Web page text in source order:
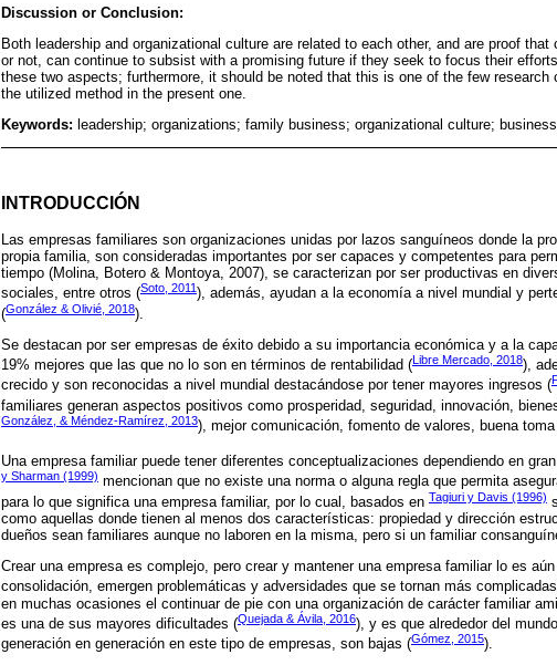
Discussion or Conclusion:
Both leadership and organizational culture are related to each other, and are proof
or not, can continue to subsist with a promising future if they seek to focus their
these two aspects; furthermore, it should be noted that this is one of the few research
the utilized method in the present one.
Keywords: leadership; organizations; family business; organizational culture; business
INTRODUCCIÓN
Las empresas familiares son organizaciones unidas por lazos sanguíneos donde la
propia familia, son consideradas importantes por ser capaces y competentes para
tiempo (Molina, Botero & Montoya, 2007), se caracterizan por ser productivas en
sociales, entre otros (Soto, 2011), además, ayudan a la economía a nivel mundial y
(González & Olivié, 2018).
Se destacan por ser empresas de éxito debido a su importancia económica y a la
19% mejores que las que no lo son en términos de rentabilidad (Libre Mercado, 2018),
crecido y son reconocidas a nivel mundial destacándose por tener mayores ingresos (
familiares generan aspectos positivos como prosperidad, seguridad, innovación,
González, & Méndez-Ramírez, 2013), mejor comunicación, fomento de valores, buena
Una empresa familiar puede tener diferentes conceptualizaciones dependiendo en
y Sharman (1999) mencionan que no existe una norma o alguna regla que permita
para lo que significa una empresa familiar, por lo cual, basados en Tagiuri y Davis (1996)
como aquellas donde tienen al menos dos características: propiedad y dirección
dueños sean familiares aunque no laboren en la misma, pero si un familiar
Crear una empresa es complejo, pero crear y mantener una empresa familiar lo es
consolidación, emergen problemáticas y adversidades que se tornan más
en muchas ocasiones el continuar de pie con una organización de carácter familiar
es una de sus mayores dificultades (Quejada & Ávila, 2016), y es que alrededor del
generación en generación en este tipo de empresas, son bajas (Gómez, 2015).